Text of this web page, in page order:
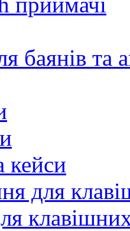
баянів та
кейси
для